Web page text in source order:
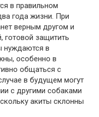
в правильном
года жизни. При
верным другом и
готовой защитить
нуждаются в
особенно в
общаться с
в будущем могут
с другими собаками
акиты склонны